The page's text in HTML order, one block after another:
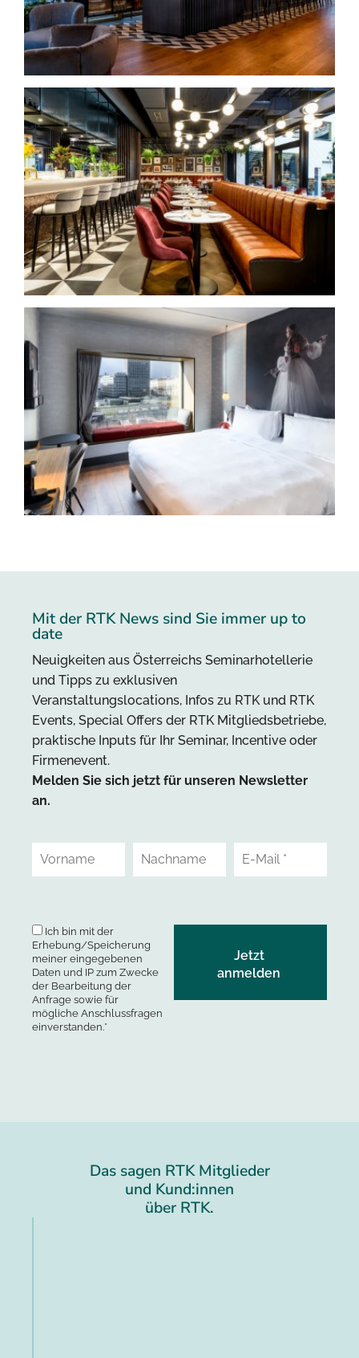
Mit der RTK News sind Sie immer up to
date
Neuigkeiten aus Österreichs Seminarhotellerie
und Tipps zu exklusiven
Veranstaltungslocations, Infos zu RTK und RTK
Events, Special Offers der RTK Mitgliedsbetriebe,
praktische Inputs für Ihr Seminar, Incentive oder
Firmenevent.
Melden Sie sich jetzt für unseren Newsletter
an.
Ich bin mit der
Erhebung/Speicherung
meiner eingegebenen
Daten und IP zum Zwecke
der Bearbeitung der
Anfrage sowie für
mögliche Anschlussfragen
einverstanden.*
Das sagen RTK Mitglieder
und Kund:innen
über RTK.